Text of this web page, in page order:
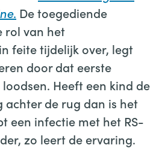
. De toegediende
rol van het
feite tijdelijk over, legt
door dat eerste
Heeft een kind de
achter de rug dan is het
een infectie met het RS-
zo leert de ervaring.